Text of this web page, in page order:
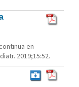
en
2019;15:52.